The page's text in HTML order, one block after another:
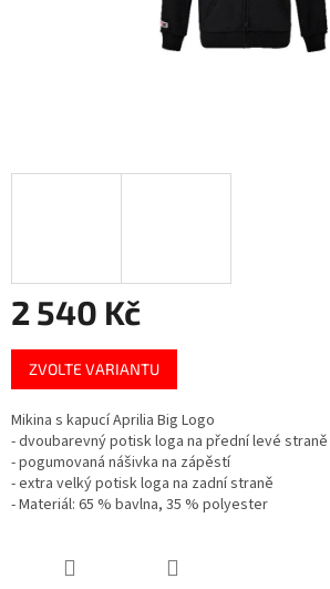
2 540 Kč
Měrná
cena:
ZVOLTE VARIANTU
Mikina s kapucí Aprilia Big Logo
- dvoubarevný potisk loga na přední levé straně
- pogumovaná nášivka na zápěstí
- extra velký potisk loga na zadní straně
- Materiál: 65 % bavlna, 35 % polyester